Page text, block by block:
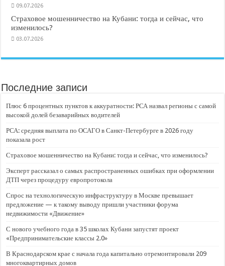
09.07.2026
Страховое мошенничество на Кубани: тогда и сейчас, что
изменилось?
03.07.2026
Последние записи
Плюс 6 процентных пунктов к аккуратности: РСА назвал регионы с самой
высокой долей безаварийных водителей
РСА: средняя выплата по ОСАГО в Санкт-Петербурге в 2026 году
показала рост
Страховое мошенничество на Кубани: тогда и сейчас, что изменилось?
Эксперт рассказал о самых распространенных ошибках при оформлении
ДТП через процедуру европротокола
Спрос на технологическую инфраструктуру в Москве превышает
предложение — к такому выводу пришли участники форума
недвижимости «Движение»
С нового учебного года в 35 школах Кубани запустят проект
«Предпринимательские классы 2.0»
В Краснодарском крае с начала года капитально отремонтировали 209
многоквартирных домов